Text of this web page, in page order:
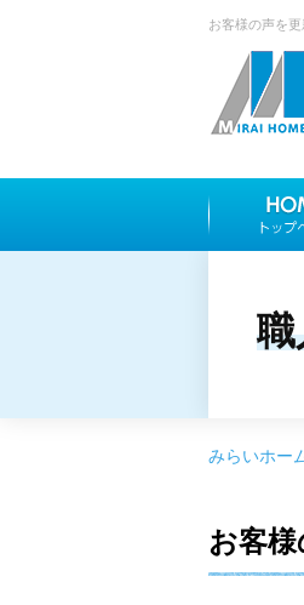
お客様の声を
みらいホー
お客様